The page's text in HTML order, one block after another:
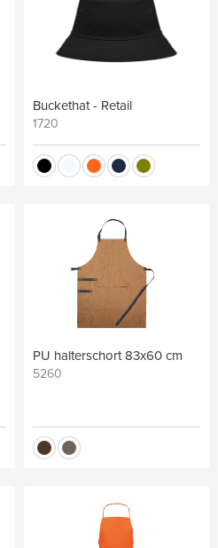
Buckethat - Retail
1720
PU halterschort 83x60 cm
5260